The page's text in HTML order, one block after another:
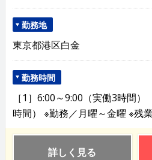
勤務地
東京都港区白金
勤務時間
［1］6:00～9:00（実働3時間
時間） ※勤務／月曜～金曜 ※残
詳しく見る